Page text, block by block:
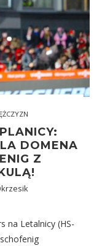
DOMENA
Z
na Letalnicy (HS-